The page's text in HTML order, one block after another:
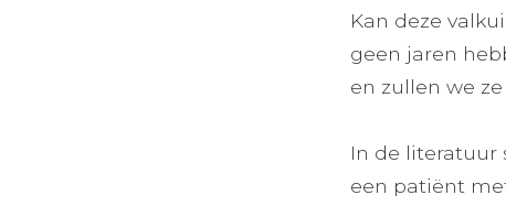
Kan deze
geen jaren
en zullen we
In de literatuur
een patiënt